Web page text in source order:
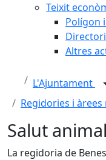
Teixit
Polígon
Altres
L'Ajuntament
Regidories i
Salut animal
La regidoria de